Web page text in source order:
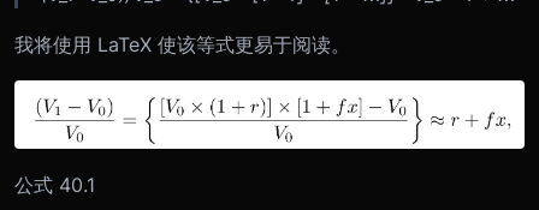
我将使用 LaTeX 使该等式更易于阅读。
公式 40.1